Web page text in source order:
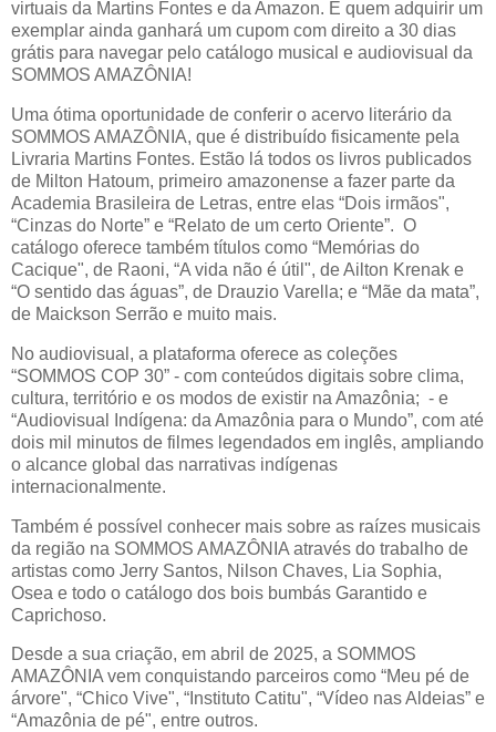
virtuais da Martins Fontes e da Amazon. E quem adquirir um
exemplar ainda ganhará um cupom com direito a 30 dias
grátis para navegar pelo catálogo musical e audiovisual da
SOMMOS AMAZÔNIA!
Uma ótima oportunidade de conferir o acervo literário da
SOMMOS AMAZÔNIA, que é distribuído fisicamente pela
Livraria Martins Fontes. Estão lá todos os livros publicados
de Milton Hatoum, primeiro amazonense a fazer parte da
Academia Brasileira de Letras, entre elas “Dois irmãos",
“Cinzas do Norte” e “Relato de um certo Oriente”. O
catálogo oferece também títulos como “Memórias do
Cacique", de Raoni, “A vida não é útil", de Ailton Krenak e
“O sentido das águas”, de Drauzio Varella; e “Mãe da mata”,
de Maickson Serrão e muito mais.
No audiovisual, a plataforma oferece as coleções
“SOMMOS COP 30” - com conteúdos digitais sobre clima,
cultura, território e os modos de existir na Amazônia; - e
“Audiovisual Indígena: da Amazônia para o Mundo”, com até
dois mil minutos de filmes legendados em inglês, ampliando
o alcance global das narrativas indígenas
internacionalmente.
Também é possível conhecer mais sobre as raízes musicais
da região na SOMMOS AMAZÔNIA através do trabalho de
artistas como Jerry Santos, Nilson Chaves, Lia Sophia,
Osea e todo o catálogo dos bois bumbás Garantido e
Caprichoso.
Desde a sua criação, em abril de 2025, a SOMMOS
AMAZÔNIA vem conquistando parceiros como “Meu pé de
árvore", “Chico Vive", “Instituto Catitu", “Vídeo nas Aldeias” e
“Amazônia de pé", entre outros.